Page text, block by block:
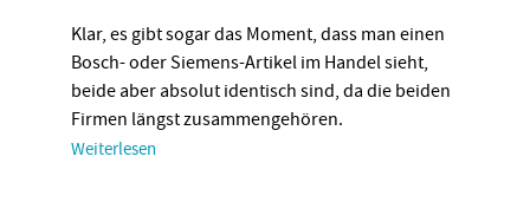
Klar, es gibt sogar das Moment, dass man einen
Bosch- oder Siemens-Artikel im Handel sieht,
beide aber absolut identisch sind, da die beiden
Firmen längst zusammengehören.
Weiterlesen